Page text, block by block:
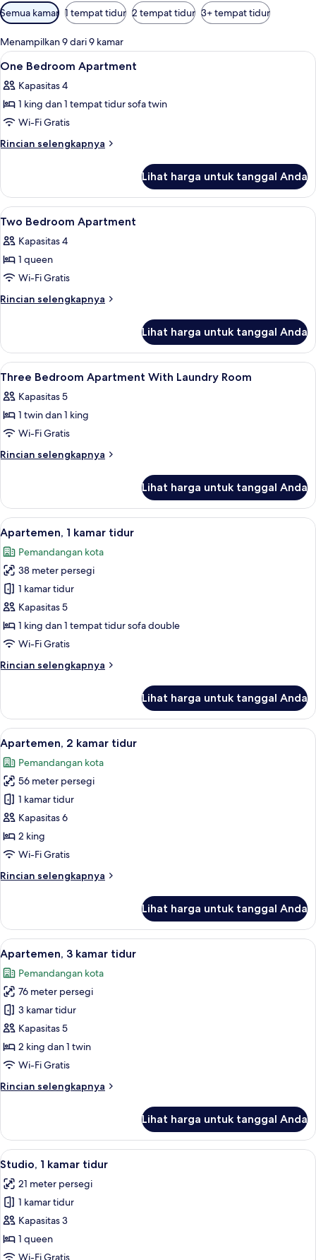
Filter
tersedia
untuk
kamar
Semua kamar 1 tempat tidur 2 tempat tidur 3+ tempat tidur
Menampilkan 9 dari 9 kamar
Lihat
semua
foto
untuk
One
Bedroom
Brankas, meja kerja, ruang kerja
20
One Bedroom Apartment
Kapasitas 4
1 king dan 1 tempat tidur sofa twin
Wi-Fi Gratis
Rincian selengkapnya
Rincian
One
Bedroom
Apartment
Lihat harga untuk tanggal Anda
Lihat
semua
foto
untuk
Two
Bedroom
Brankas, meja kerja, ruang kerja
14
Two Bedroom Apartment
Kapasitas 4
1 queen
Wi-Fi Gratis
Rincian selengkapnya
Rincian
Two
Bedroom
Apartment
Lihat harga untuk tanggal Anda
Lihat
semua
foto
untuk
Three
Bedroom
Laundry
Room
Brankas, meja kerja, ruang kerja
12
Three Bedroom Apartment With Laundry Room
Kapasitas 5
1 twin dan 1 king
Wi-Fi Gratis
Rincian selengkapnya
Rincian
Three
Bedroom
Apartment
With
Laundry
Room
Lihat harga untuk tanggal Anda
Lihat
semua
foto
untuk
Apartemen,
1
kamar
tidur
Brankas, meja kerja, ruang kerja
17
Apartemen, 1 kamar tidur
Pemandangan kota
38 meter persegi
1 kamar tidur
Kapasitas 5
1 king dan 1 tempat tidur sofa double
Wi-Fi Gratis
Rincian selengkapnya
Rincian
Apartemen,
kamar
tidur
Lihat harga untuk tanggal Anda
Lihat
semua
foto
untuk
Apartemen,
2
kamar
tidur
Shower, perlengkapan mandi
14
Apartemen, 2 kamar tidur
Pemandangan kota
56 meter persegi
1 kamar tidur
Kapasitas 6
2 king
Wi-Fi Gratis
Rincian selengkapnya
Rincian
Apartemen,
kamar
tidur
Lihat harga untuk tanggal Anda
Lihat
semua
foto
untuk
Apartemen,
3
kamar
tidur
Brankas, meja kerja, ruang kerja
17
Apartemen, 3 kamar tidur
Pemandangan kota
76 meter persegi
3 kamar tidur
Kapasitas 5
2 king dan 1 twin
Wi-Fi Gratis
Rincian selengkapnya
Rincian
Apartemen,
kamar
Lihat harga untuk tanggal Anda
Lihat
semua
foto
untuk
Studio,
1
kamar
Studio, 1 kamar tidur | Brankas,
9
Studio, 1 kamar tidur
21 meter persegi
1 kamar tidur
Kapasitas 3
1 queen
Wi-Fi Gratis